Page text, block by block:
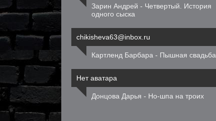
Зарин Андрей - Четвертый. История
одного сыска
chikisheva63@inbox.ru
Картленд Барбара - Пышная свадьба
Нет аватара
Донцова Дарья - Но-шпа на троих